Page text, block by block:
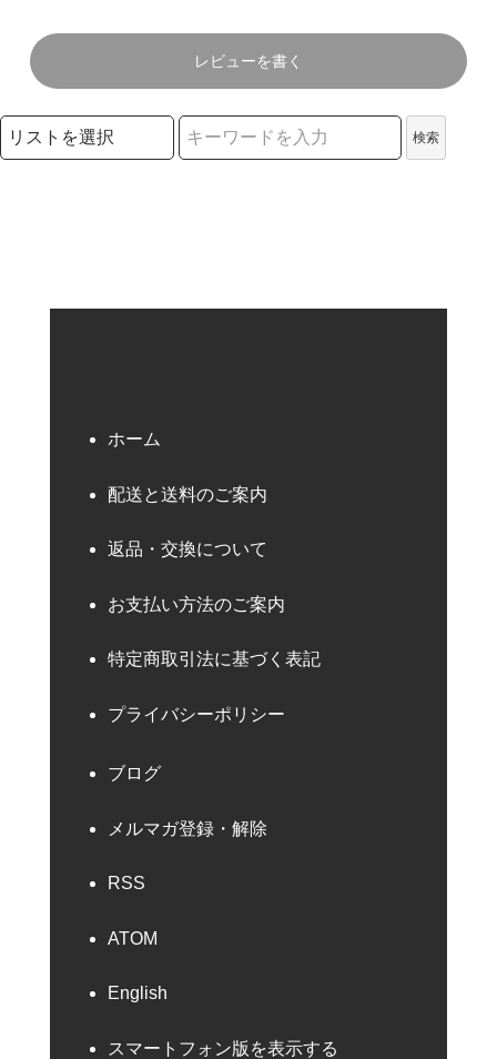
レビューを書く
検索リストの選択
検索
ホーム
配送と送料のご案内
返品・交換について
お支払い方法のご案内
特定商取引法に基づく表記
プライバシーポリシー
ブログ
メルマガ登録・解除
RSS
ATOM
English
スマートフォン版を表示する